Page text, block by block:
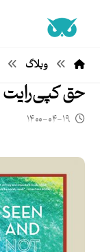
وبلاگ
حق کپی‌رایت
۱۴۰۰-۰۴-۱۹